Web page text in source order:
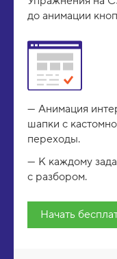
до анимации
Анимация
шапки с
переходы.
К каждому
с разбором.
Начать